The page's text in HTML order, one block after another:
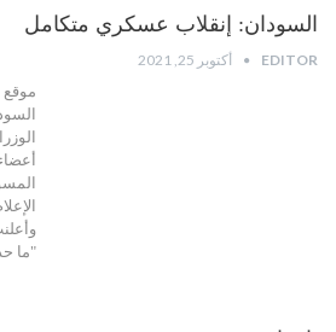
السودان: إنقلاب عسكري متكامل
EDITOR أكتوبر 25, 2021
موقع
"ما